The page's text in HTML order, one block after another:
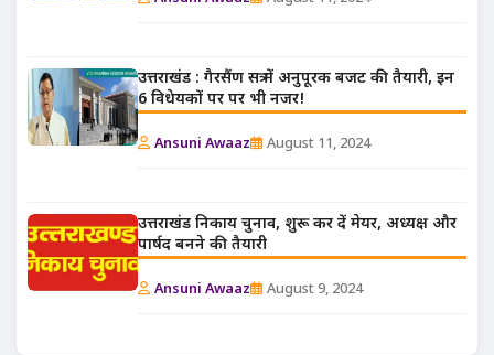
उत्तराखंड : गैरसैंण सत्र में अनुपूरक बजट की तैयारी, इन
6 विधेयकों पर पर भी नजर!
Ansuni Awaaz August 11, 2024
उत्तराखंड निकाय चुनाव, शुरू कर दें मेयर, अध्यक्ष और
पार्षद बनने की तैयारी
Ansuni Awaaz August 9, 2024